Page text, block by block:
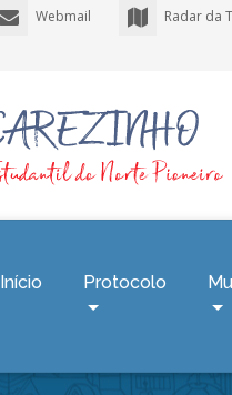
Radar da
Webmail
Início Protocolo